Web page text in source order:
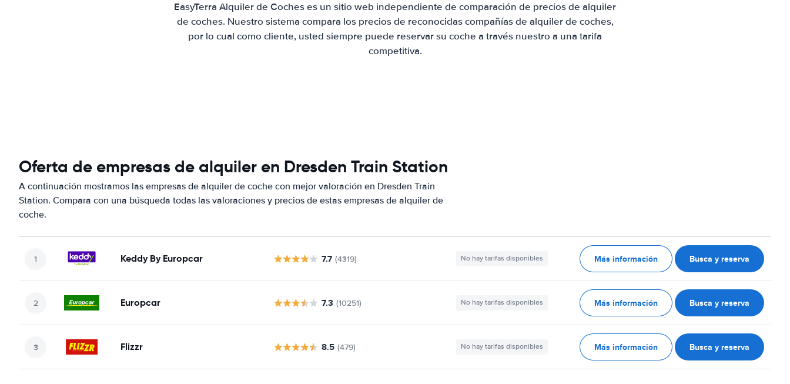
EasyTerra Alquiler de Coches es un sitio web independiente de comparación de precios de alquiler
de coches. Nuestro sistema compara los precios de reconocidas compañías de alquiler de coches,
por lo cual como cliente, usted siempre puede reservar su coche a través nuestro a una tarifa
competitiva.
Oferta de empresas de alquiler en Dresden Train Station
A continuación mostramos las empresas de alquiler de coche con mejor valoración en Dresden Train
Station. Compara con una búsqueda todas las valoraciones y precios de estas empresas de alquiler de
coche.
Keddy By Europcar 7.7 (4319) No hay tarifas disponibles Más información Busca y reserva
Europcar 7.3 (10251) No hay tarifas disponibles Más información Busca y reserva
Flizzr 8.5 (479) No hay tarifas disponibles Más información Busca y reserva